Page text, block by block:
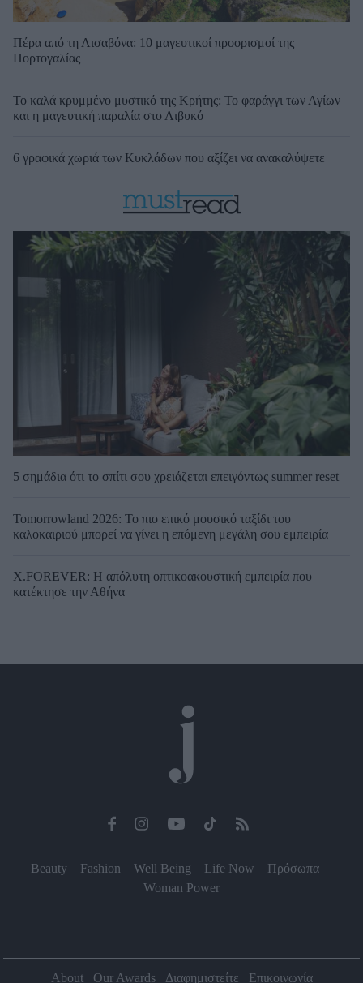
Πέρα από τη Λισαβόνα: 10 μαγευτικοί προορισμοί της
Πορτογαλίας
Το καλά κρυμμένο μυστικό της Κρήτης: Το φαράγγι των Αγίων
και η μαγευτική παραλία στο Λιβυκό
6 γραφικά χωριά των Κυκλάδων που αξίζει να ανακαλύψετε
5 σημάδια ότι το σπίτι σου χρειάζεται επειγόντως summer reset
Tomorrowland 2026: Το πιο επικό μουσικό ταξίδι του
καλοκαιριού μπορεί να γίνει η επόμενη μεγάλη σου εμπειρία
X.FOREVER: Η απόλυτη οπτικοακουστική εμπειρία που
κατέκτησε την Αθήνα
Beauty Fashion Well Being Life Now
Πρόσωπα
Woman Power
About Our Awards Διαφημιστείτε Επικοινωνία